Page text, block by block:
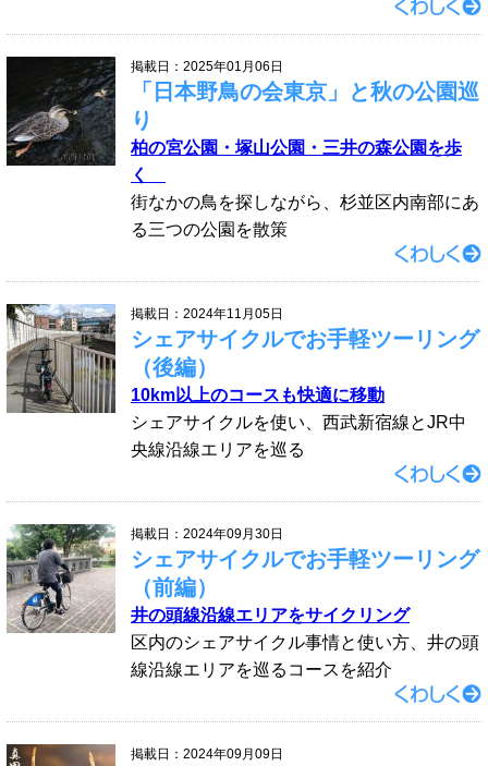
掲載日：2025年01月06日
「日本野鳥の会東京」と秋の公園巡
り
柏の宮公園・塚山公園・三井の森公園を歩
く
街なかの鳥を探しながら、杉並区内南部にあ
る三つの公園を散策
掲載日：2024年11月05日
シェアサイクルでお手軽ツーリング
（後編）
10km以上のコースも快適に移動
シェアサイクルを使い、西武新宿線とJR中
央線沿線エリアを巡る
掲載日：2024年09月30日
シェアサイクルでお手軽ツーリング
（前編）
井の頭線沿線エリアをサイクリング
区内のシェアサイクル事情と使い方、井の頭
線沿線エリアを巡るコースを紹介
掲載日：2024年09月09日